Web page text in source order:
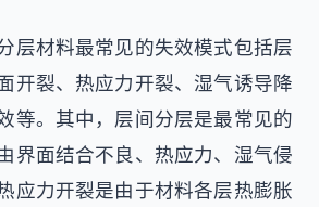
层材料最常见的失效模式包括层
开裂、热应力开裂、湿气诱导降
等。其中，层间分层是最常见的
界面结合不良、热应力、湿气侵
应力开裂是由于材料各层热膨胀